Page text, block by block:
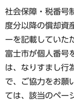
社会保障・税番号
度分以降の償却資
ーを記載していた
富士市が個人番号
は、なりすまし行
で、ご協力をお願
ては、該当のペー